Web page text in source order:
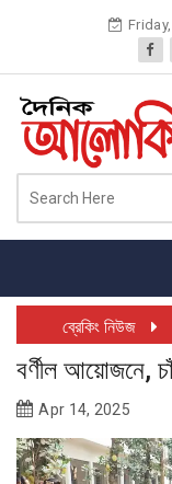
ব্রেকিং নিউজ
বর্ণীল আয়োজনে,
Apr 14, 2025